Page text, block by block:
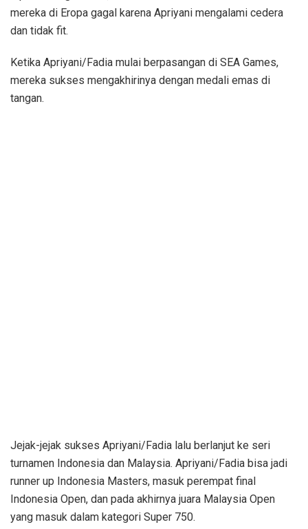
mereka di Eropa gagal karena Apriyani mengalami cedera
dan tidak fit.
Ketika Apriyani/Fadia mulai berpasangan di SEA Games,
mereka sukses mengakhirinya dengan medali emas di
tangan.
Jejak-jejak sukses Apriyani/Fadia lalu berlanjut ke seri
turnamen Indonesia dan Malaysia. Apriyani/Fadia bisa jadi
runner up Indonesia Masters, masuk perempat final
Indonesia Open, dan pada akhirnya juara Malaysia Open
yang masuk dalam kategori Super 750.